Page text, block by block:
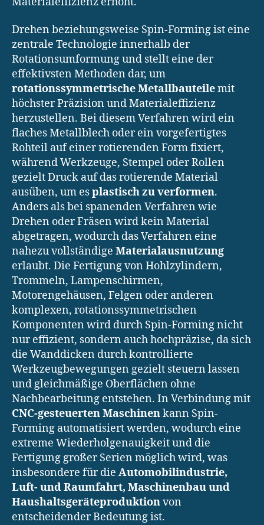
Drehen beziehungsweise Spin-Forming ist eine
zentrale Technologie innerhalb der
Rotationsumformung und stellt eine der
effektivsten Methoden dar, um
rotationssymmetrische Metallbauteilemit
höchster Präzision und Materialeffizienz
herzustellen. Bei diesem Verfahren wird ein
flaches Metallblech oder ein vorgefertigtes
Rohteil auf einer rotierenden Form fixiert,
während Werkzeuge, Stempel oder Rollen
gezielt Druck auf das rotierende Material
ausüben, um esplastisch zu verformen.
Anders als bei spanenden Verfahren wie
Drehen oder Fräsen wird kein Material
abgetragen, wodurch das Verfahren eine
nahezu vollständige Materialausnutzung
erlaubt. Die Fertigung von Hohlzylindern,
Trommeln, Lampenschirmen,
Motorengehäusen, Felgen oder anderen
komplexen, rotationssymmetrischen
Komponenten wird durch Spin-Forming nicht
nur effizient, sondern auch hochpräzise, da sich
die Wanddicken durch kontrollierte
Werkzeugbewegungen gezielt steuern lassen
und gleichmäßige Oberflächen ohne
Nachbearbeitung entstehen. In Verbindung mit
CNC-gesteuerten Maschinenkann Spin-
Forming automatisiert werden, wodurch eine
extreme Wiederholgenauigkeit und die
Fertigung großer Serien möglich wird, was
insbesondere für die Automobilindustrie,
Luft- und Raumfahrt, Maschinenbau und
Haushaltsgeräteproduktionvon
entscheidender Bedeutung ist.